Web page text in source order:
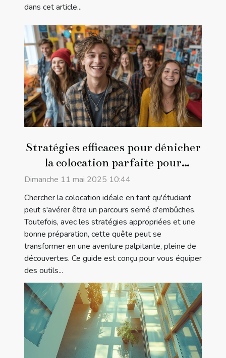
dans cet article...
Stratégies efficaces pour dénicher
la colocation parfaite pour
étudiants
Dimanche 11 mai 2025 10:44
Chercher la colocation idéale en tant qu'étudiant
peut s'avérer être un parcours semé d'embûches.
Toutefois, avec les stratégies appropriées et une
bonne préparation, cette quête peut se
transformer en une aventure palpitante, pleine de
découvertes. Ce guide est conçu pour vous équiper
des outils...